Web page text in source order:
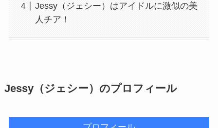
Jessy（ジェシー）はアイドルに激似の美
人チア！
Jessy（ジェシー）のプロフィール